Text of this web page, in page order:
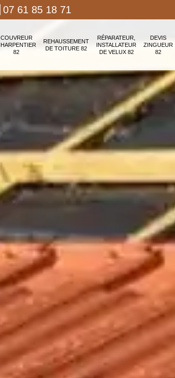
07 61 85 18 71
COUVREUR
82
REHAUSSEMENT
DE TOITURE 82
RÉPARATEUR,
INSTALLATEUR
DE VELUX 82
DEVIS
ZINGUEUR
82